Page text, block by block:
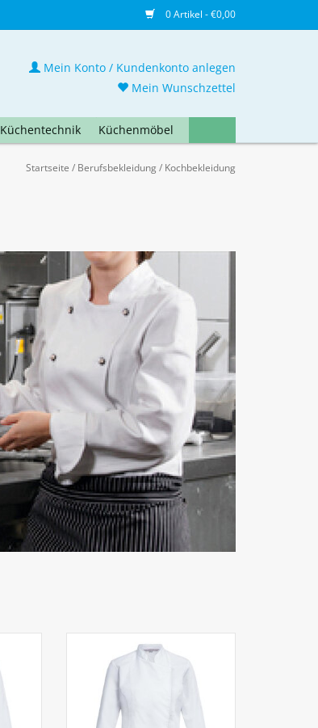
0 Artikel - €0,00
Küchentechnik Küchenmöbel
Mein Konto / Kundenkonto anlegen
Mein Wunschzettel
Startseite / Berufsbekleidung/ Kochbekleidung